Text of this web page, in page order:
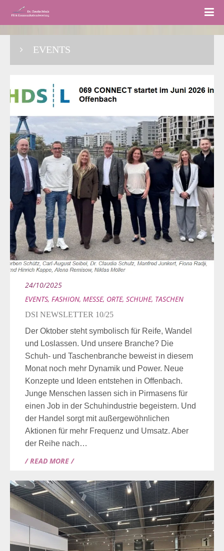
EVENTS
24/10/2025
EVENTS, FASHION, MESSE, ORTE, SCHUHE, TASCHEN
DSI NEWSLETTER 10/25
Der Oktober steht symbolisch für Reife, Wandel
und Loslassen. Und unsere Branche? Die
Schuh- und Taschenbranche beweist in diesem
Monat noch mehr Dynamik und Power. Neue
Konzepte und Ideen entstehen in Offenbach.
Junge Menschen lassen sich in Pirmasens für
einen Job in der Schuhindustrie begeistern. Und
der Handel sorgt mit außergewöhnlichen
Aktionen für mehr Frequenz und Umsatz. Aber
der Reihe nach…
/ READ MORE /